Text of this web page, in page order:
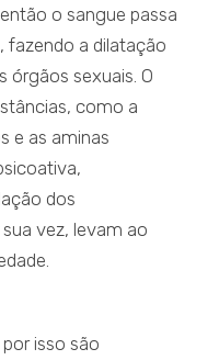
o sangue passa
fazendo a dilatação
órgãos sexuais. O
como a
e as aminas
dos
vez, levam ao
isso são